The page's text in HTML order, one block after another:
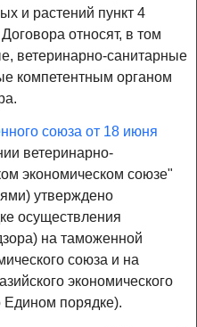
и растений пункт 4
относят, в том
ветеринарно-санитарные
компетентным органом
союза от 18 июня
ветеринарно-
экономическом союзе"
утверждено
осуществления
на таможенной
союза и на
экономического
порядке).